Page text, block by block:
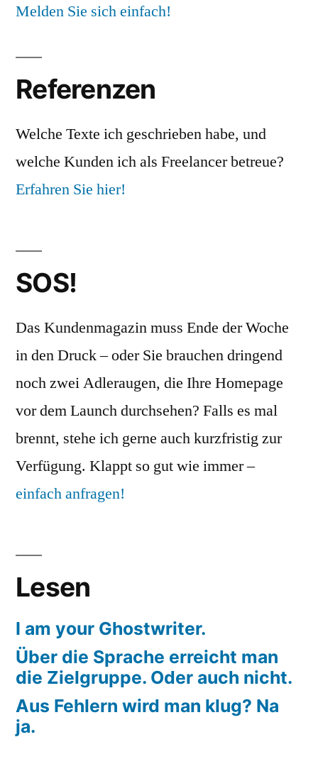
Melden Sie sich einfach!
Referenzen
Welche Texte ich geschrieben habe, und
welche Kunden ich als Freelancer betreue?
Erfahren Sie hier!
SOS!
Das Kundenmagazin muss Ende der Woche
in den Druck – oder Sie brauchen dringend
noch zwei Adleraugen, die Ihre Homepage
vor dem Launch durchsehen? Falls es mal
brennt, stehe ich gerne auch kurzfristig zur
Verfügung. Klappt so gut wie immer –
einfach anfragen!
Lesen
I am your Ghostwriter.
Über die Sprache erreicht man
die Zielgruppe. Oder auch nicht.
Aus Fehlern wird man klug? Na
ja.